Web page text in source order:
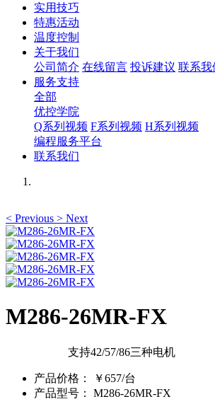
实用技巧
特惠活动
温度控制
关于我们
公司简介 在线留言 投诉建议 联系我
服务支持
全部
优控学院
Q系列视频 F系列视频 H系列视频
编程服务平台
联系我们
< Previous > Next
M286-26MR-FX
支持42/57/86三种电机
产品价格：
￥657/台
产品型号：
M286-26MR-FX